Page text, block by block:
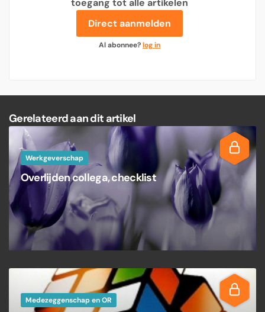
toegang tot alle artikelen
Direct aanmelden
Al abonnee?log in
Gerelateerd aan dit artikel
Werkgeverschap
Overlijden collega, checklist
Medezeggenschap en OR